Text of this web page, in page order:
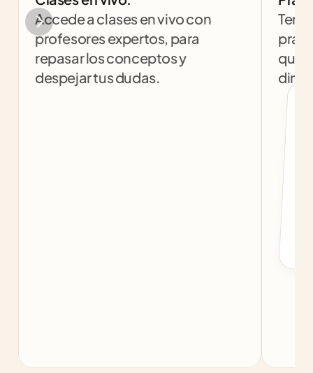
Accede a clases en vivo con
profesores expertos, para
repasar los conceptos y
despejar tus dudas.
que